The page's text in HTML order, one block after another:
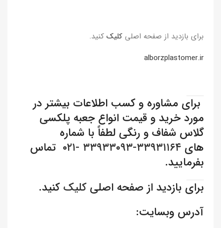
برای بازدید از صفحه اصلی کلیک کنید.
alborzplastomer.ir
برای مشاوره و کسب اطلاعات بیشتر در
مورد خرید و قیمت انواع جعبه پلکسی
گلاس شفاف و رنگی لطفاً با شماره
های ۳۳۹۳۱۱۶۴-۳۳۹۳۳۰۹۳ -۰۲۱
تماس
بفرمایید.
برای بازدید از صفحه اصلی کلیک کنید.
آدرس وبسایت: